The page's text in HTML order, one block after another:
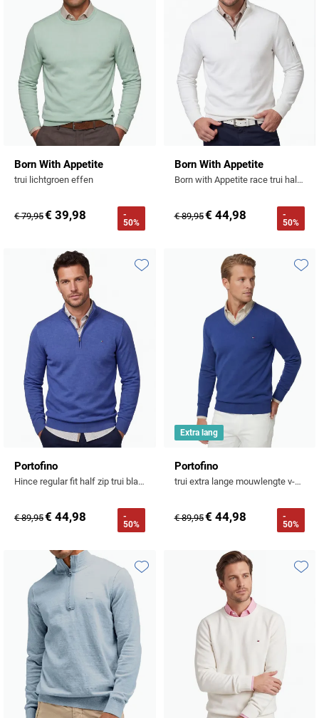
Born With Appetite
trui lichtgroen effen
€ 79,95€ 39,98
-
50%
Born With Appetite
Born with Appetite race trui half zip wit
€ 89,95€ 44,98
-
50%
Portofino
Hince regular fit half zip trui blauw katoen
€ 89,95€ 44,98
-
50%
Toevoegen aan favorieten
Portofino
trui extra lange mouwlengte v-hals donkerblauw effen katoen 100%
€ 89,95€ 44,98
-
50%
Extra lang
Toevoegen aan favorieten